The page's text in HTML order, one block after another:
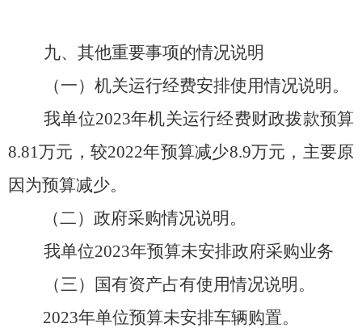
九、其他重要事项的情况说明
（一）机关运行经费安排使用情况说明。
我单位2023年机关运行经费财政拨款预算
8.81万元，较2022年预算减少8.9万元，主要原
因为预算减少。
（二）政府采购情况说明。
我单位2023年预算未安排政府采购业务
（三）国有资产占有使用情况说明。
2023年单位预算未安排车辆购置。